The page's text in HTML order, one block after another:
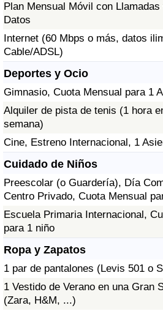
Plan Mensual Móvil con
Datos
Internet (60 Mbps o más, datos
Cable/ADSL)
Deportes y Ocio
Gimnasio, Cuota Mensual para 1
Alquiler de pista de tenis (1 hora
semana)
Cine, Estreno Internacional, 1
Cuidado de Niños
Preescolar (o Guardería), Día
Centro Privado, Cuota Mensual
Escuela Primaria Internacional,
para 1 niño
Ropa y Zapatos
1 par de pantalones (Levis 501 o
1 Vestido de Verano en una Gran
(Zara, H&M, ...)